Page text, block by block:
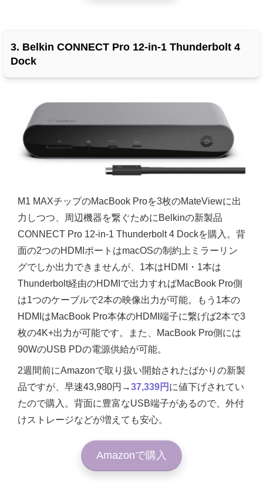
3. Belkin CONNECT Pro 12-in-1 Thunderbolt 4
Dock
M1 MAXチップのMacBook Proを3枚のMateViewに出
力しつつ、周辺機器を繋ぐために Belkinの新製品
CONNECT Pro 12-in-1 Thunderbolt 4 Dockを購入。背
面の2つのHDMIポートはmacOSの制約上ミラーリン
グでしか出力できませんが、1本はHDMI・1本は
Thunderbolt経由のHDMIで出力すればMacBook Pro側
は1つのケーブルで2本の映像出力が可能。もう1本の
HDMIはMacBook Pro本体のHDMI端子に繋げば2本で3
枚の4K+出力が可能です。また、MacBook Pro側には
90WのUSB PDの電源供給が可能。
2週間前にAmazonで取り扱い開始されたばかりの新製
品ですが、早速43,980円→37,339円 に値下げされてい
たので購入。背面に豊富なUSB端子があるので、外付
けストレージなどが増えても安心。
Amazonで購入